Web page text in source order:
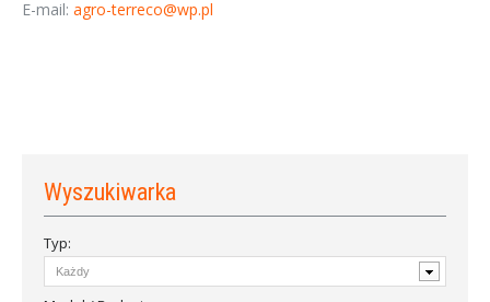
E-mail: agro-terreco@wp.pl
Wyszukiwarka
Typ: